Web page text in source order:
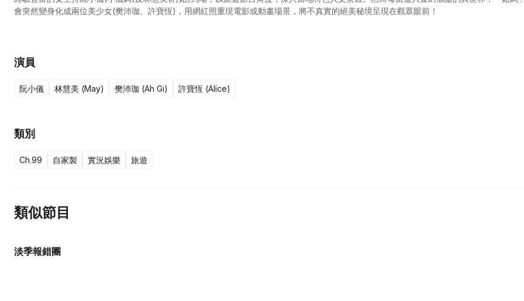
會突然變身化成兩位美少女(樊沛珈、許寶恆)，用網紅照重現電影或動畫場景，將不真實的絕美秘境呈現在觀眾眼前！
演員
阮小儀 林慧美 (May) 樊沛珈 (Ah Gi) 許寶恆 (Alice)
類別
Ch.99 自家製 實況娛樂 旅遊
類似節目
淡季報錯團